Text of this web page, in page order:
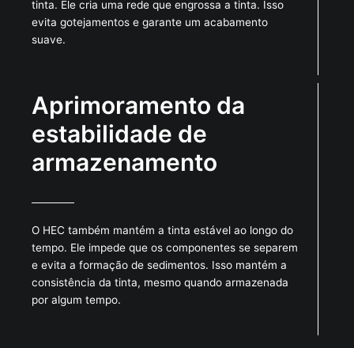
tinta. Ele cria uma rede que engrossa a tinta. Isso
evita gotejamentos e garante um acabamento
suave.
Aprimoramento da
estabilidade de
armazenamento
O HEC também mantém a tinta estável ao longo do
tempo. Ele impede que os componentes se separem
e evita a formação de sedimentos. Isso mantém a
consistência da tinta, mesmo quando armazenada
por algum tempo.